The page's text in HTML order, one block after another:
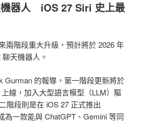
器人 iOS 27 Siri 史上最
兩階段重大升級，預計將於 2026 年
天機器人。
Gurman 的報導，第一階段更新將於
線，加入大型語言模型（LLM）驅
階段則是在 iOS 27 正式推出
為一款能與 ChatGPT、Gemini 等同